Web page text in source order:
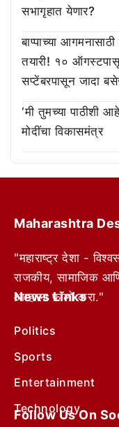
सभागृहात येणार?
बाप्पाच्या
तयारी! १०
सप्टेंबरपासून जादा
‘मी तुमच्या पाठीशी
मोदींचा विकासमंत्र
Maharashtra
"महाराष्ट्र देशा -
राजकीय, सामाजिक
आम्हाला फॉलो करा."
News Links
Politics
Sports
Entertainment
Technology
Follow Us On